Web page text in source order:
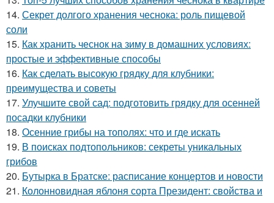
14. Секрет долгого хранения чеснока: роль пищевой
соли
15. Как хранить чеснок на зиму в домашних условиях:
простые и эффективные способы
16. Как сделать высокую грядку для клубники:
преимущества и советы
17. Улучшите свой сад: подготовить грядку для осенней
посадки клубники
18. Осенние грибы на тополях: что и где искать
19. В поисках подтопольников: секреты уникальных
грибов
20. Бутырка в Братске: расписание концертов и новости
21. Колонновидная яблоня сорта Президент: свойства и